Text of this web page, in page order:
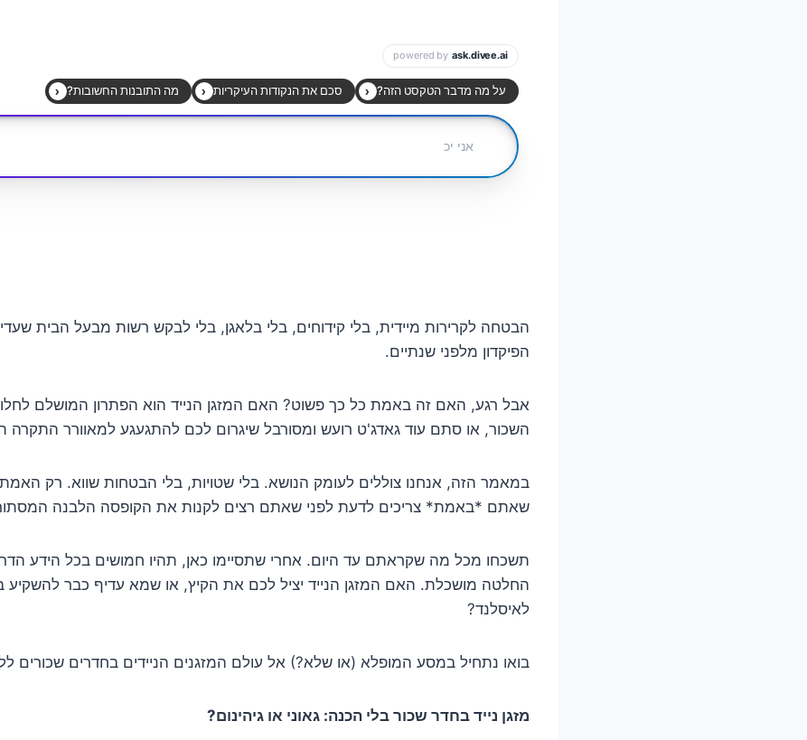
הבטחה לקרירות מיידית, בלי קידוחים, בלי בלאגן, בלי לבקש רשות מבעל הבית
הפיקדון מלפני שנתיים.
אבל רגע, האם זה באמת כל כך פשוט? האם המזגן הנייד הוא הפתרון המושלם
השכור, או סתם עוד גאדג'ט רועש ומסורבל שיגרום לכם להתגעגע למאוורר
במאמר הזה, אנחנו צוללים לעומק הנושא. בלי שטויות, בלי הבטחות שווא. רק
שאתם *באמת* צריכים לדעת לפני שאתם רצים לקנות את הקופסה הלבנה
תשכחו מכל מה שקראתם עד היום. אחרי שתסיימו כאן, תהיו חמושים בכל הידע
החלטה מושכלת. האם המזגן הנייד יציל לכם את הקיץ, או שמא עדיף כבר להשקיע
לאיסלנד?
בואו נתחיל במסע המופלא (או שלא?) אל עולם המזגנים הניידים בחדרים שכורים
מזגן נייד בחדר שכור בלי הכנה: גאוני או גיהינום?